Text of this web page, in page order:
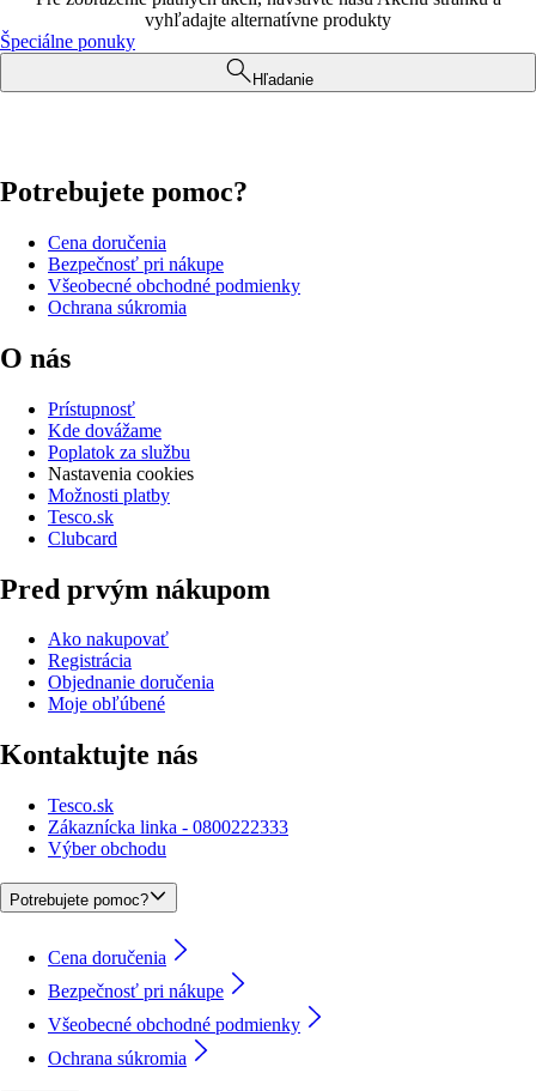
vyhľadajte alternatívne produkty
Špeciálne ponuky
Hľadanie
Potrebujete pomoc?
Cena doručenia
Bezpečnosť pri nákupe
Všeobecné obchodné podmienky
Ochrana súkromia
O nás
Prístupnosť
Kde dovážame
Poplatok za službu
Nastavenia cookies
Možnosti platby
Tesco.sk
Clubcard
Pred prvým nákupom
Ako nakupovať
Registrácia
Objednanie doručenia
Moje obľúbené
Kontaktujte nás
Tesco.sk
Zákaznícka linka - 0800222333
Výber obchodu
Potrebujete pomoc?
Cena doručenia
Bezpečnosť pri nákupe
Všeobecné obchodné podmienky
Ochrana súkromia